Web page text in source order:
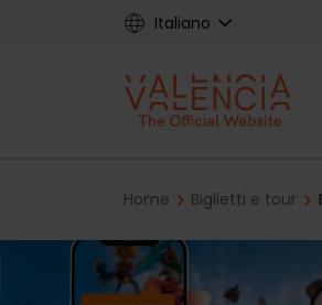
Italiano
Home Biglietti e tour